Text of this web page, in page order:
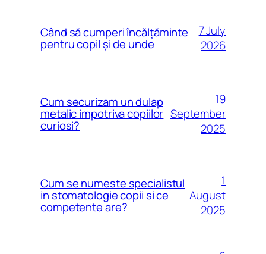
Când să cumperi încălțăminte
pentru copil și de unde
7 July
2026
Cum securizam un dulap
metalic impotriva copiilor
curiosi?
19
September
2025
Cum se numeste specialistul
in stomatologie copii si ce
competente are?
1
August
2025